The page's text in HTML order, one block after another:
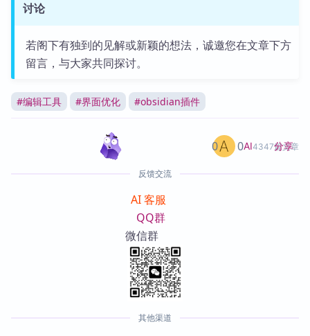
讨论
若阁下有独到的见解或新颖的想法，诚邀您在文章下方
留言，与大家共同探讨。
#编辑工具 #界面优化 #obsidian插件
AI4347篇文章
0 0 分享
反馈交流
AI 客服
QQ群
微信群
其他渠道